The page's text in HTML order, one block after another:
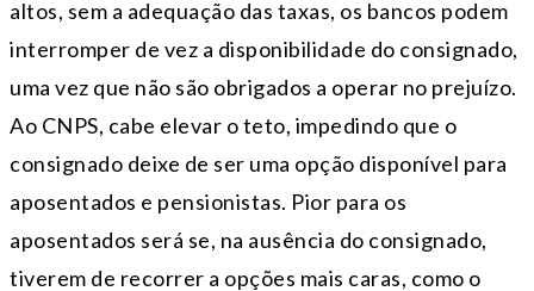
altos, sem a adequação das taxas, os bancos podem
interromper de vez a disponibilidade do consignado,
uma vez que não são obrigados a operar no prejuízo.
Ao CNPS, cabe elevar o teto, impedindo que o
consignado deixe de ser uma opção disponível para
aposentados e pensionistas. Pior para os
aposentados será se, na ausência do consignado,
tiverem de recorrer a opções mais caras, como o